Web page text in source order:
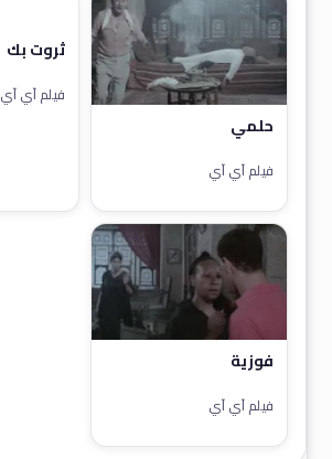
حلمي
فيلم آي آي
ثروت بك
فيلم آي آي
فوزية
فيلم آي آي